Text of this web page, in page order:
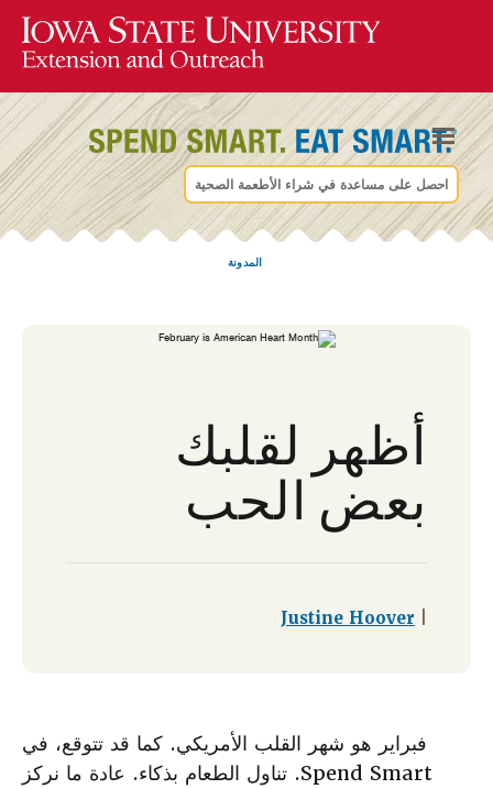
احصل على مساعدة في شراء الأطعمة الصحية
المدونة
أظهر لقلبك
بعض الحب
Justine Hoover
فبراير هو شهر القلب الأمريكي. كما قد تتوقع، في
Spend Smart. تناول الطعام بذكاء. عادة ما نركز